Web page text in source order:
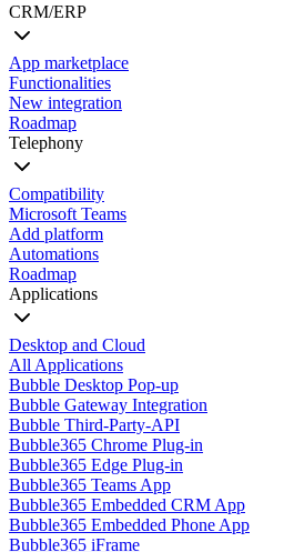
CRM/ERP
App marketplace
Functionalities
New integration
Roadmap
Telephony
Compatibility
Microsoft Teams
Add platform
Automations
Roadmap
Applications
Desktop and Cloud
All Applications
Bubble Desktop Pop-up
Bubble Gateway Integration
Bubble Third-Party-API
Bubble365 Chrome Plug-in
Bubble365 Edge Plug-in
Bubble365 Teams App
Bubble365 Embedded CRM App
Bubble365 Embedded Phone App
Bubble365 iFrame